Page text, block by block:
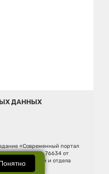
ДАННЫХ
«Современный портал
ЭЛ № ФС 77 - 76634 от
адрес редакции и отдела